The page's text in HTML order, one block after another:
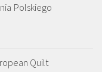
Polskiego
Quilt